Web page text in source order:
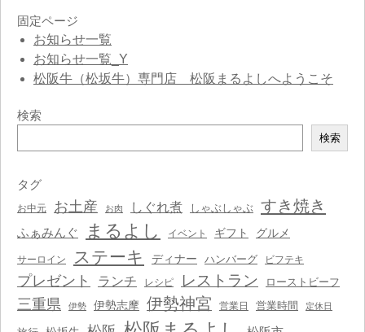
固定ページ
お知らせ一覧
お知らせ一覧_Y
松阪牛（松坂牛）専門店 松阪まるよしへようこそ
検索
索
検索
タグ
お中元 お土産 お肉 しぐれ煮 しゃぶしゃぶ すき焼き
ふぁみんぐ まるよし イベント ギフト グルメ
サーロイン ステーキ ディナー ハンバーグ ビフテキ
プレゼント ランチ レシピ レストラン ローストビーフ
三重県 伊勢 伊勢志摩 伊勢神宮 営業日 営業時間 定休日